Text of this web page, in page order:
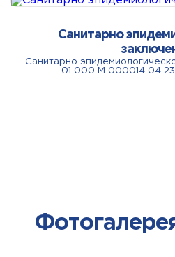
Санитарно
Санитарно
01 000 М 000014 04 23